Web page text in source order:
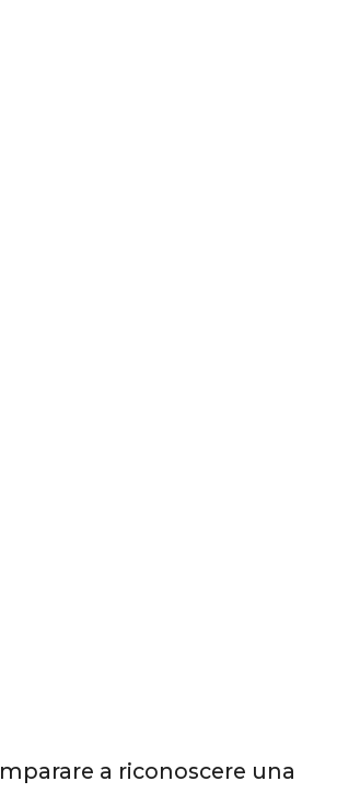
a riconoscere una